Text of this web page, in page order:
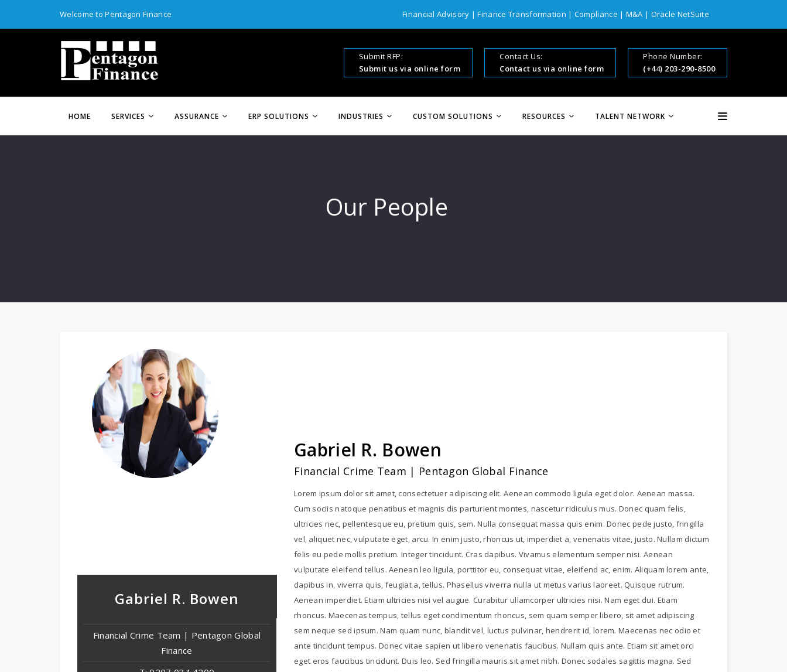
Welcome to Pentagon Finance Financial Advisory |Finance Transformation | Compliance | M&A | Oracle NetSuite
Submit RFP:
Submit us via online form
Contact Us:
Contact us via online form
Phone Number:
(+44) 203-290-8500
HOME SERVICES ASSURANCE ERP SOLUTIONS INDUSTRIES CUSTOM SOLUTIONS RESOURCES TALENT NETWORK
Home
Services
Our People
Gabriel R. Bowen
Financial Crime Team | Pentagon Global
Finance
Gabriel R. Bowen
Financial Crime Team | Pentagon Global Finance
Lorem ipsum dolor sit amet, consectetuer adipiscing elit. Aenean commodo ligula eget dolor. Aenean massa.
Cum sociis natoque penatibus et magnis dis parturient montes, nascetur ridiculus mus. Donec quam felis,
ultricies nec, pellentesque eu, pretium quis, sem. Nulla consequat massa quis enim. Donec pede justo, fringilla
vel, aliquet nec, vulputate eget, arcu. In enim justo, rhoncus ut, imperdiet a, venenatis vitae, justo. Nullam dictum
felis eu pede mollis pretium. Integer tincidunt. Cras dapibus. Vivamus elementum semper nisi. Aenean
vulputate eleifend tellus. Aenean leo ligula, porttitor eu, consequat vitae, eleifend ac, enim. Aliquam lorem ante,
dapibus in, viverra quis, feugiat a, tellus. Phasellus viverra nulla ut metus varius laoreet. Quisque rutrum.
Aenean imperdiet. Etiam ultricies nisi vel augue. Curabitur ullamcorper ultricies nisi. Nam eget dui. Etiam
rhoncus. Maecenas tempus, tellus eget condimentum rhoncus, sem quam semper libero, sit amet adipiscing
sem neque sed ipsum. Nam quam nunc, blandit vel, luctus pulvinar, hendrerit id, lorem. Maecenas nec odio et
ante tincidunt tempus. Donec vitae sapien ut libero venenatis faucibus. Nullam quis ante. Etiam sit amet orci
eget eros faucibus tincidunt. Duis leo. Sed fringilla mauris sit amet nibh. Donec sodales sagittis magna. Sed